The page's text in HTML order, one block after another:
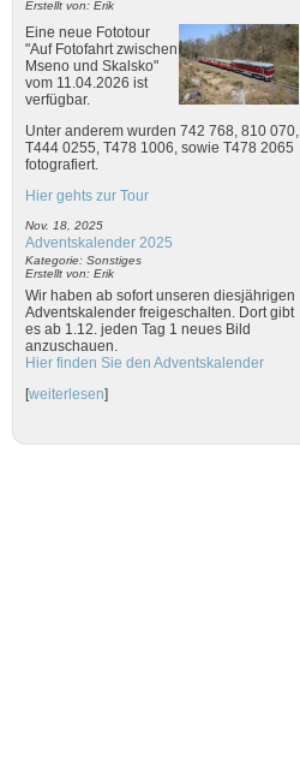
Erstellt von: Erik
Eine neue Fototour
"Auf Fotofahrt zwischen
Mseno und Skalsko"
vom 11.04.2026 ist
verfügbar.
Unter anderem wurden 742 768, 810 070,
T444 0255, T478 1006, sowie T478 2065
fotografiert.
Hier gehts zur Tour
Nov. 18, 2025
Adventskalender 2025
Kategorie: Sonstiges
Erstellt von: Erik
Wir haben ab sofort unseren diesjährigen
Adventskalender freigeschalten. Dort gibt
es ab 1.12. jeden Tag 1 neues Bild
anzuschauen.
Hier finden Sie den Adventskalender
[weiterlesen]